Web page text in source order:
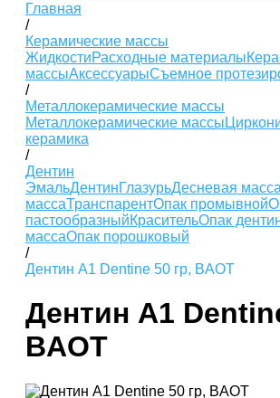
Главная
/
Керамические массы
ЖидкостиРасходные материалы
массыАксессуарыСъемное
/
Металлокерамические массы
Металлокерамические массы
керамика
/
Дентин
ЭмальДентинГлазурьДесневая масса
массаТранспарентОпак промывной
пастообразныйКрасительОпак
массаОпак порошковый
/
Дентин A1 Dentine 50 гр, BAOT
Дентин A1
BAOT